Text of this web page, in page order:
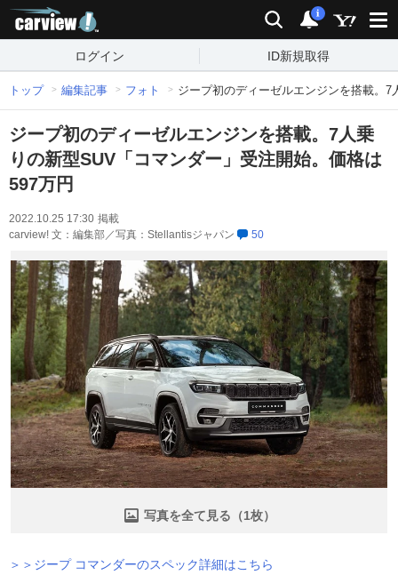
検索 通知
i
ログイン ID新規取得
トップ 編集記事 フォト ジープ初のディーゼルエンジンを搭載。
ジープ初のディーゼルエンジンを搭載。7人乗
りの新型SUV「コマンダー」受注開始。価格は
597万円
2022.10.25 17:30 掲載
carview! 文：編集部／写真：Stellantisジャパン
50
写真を全て見る（1枚）
＞＞ジープ コマンダーのスペック詳細はこちら